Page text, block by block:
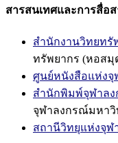
สารสนเทศและการสื่อ
สำนักงานวิทยทรั
ทรัพยากร (หอสมุ
ศูนย์หนังสือแห่งจุ
สำนักพิมพ์จุฬาล
จุฬาลงกรณ์มหาวิ
สถานีวิทยุแห่งจุฬ